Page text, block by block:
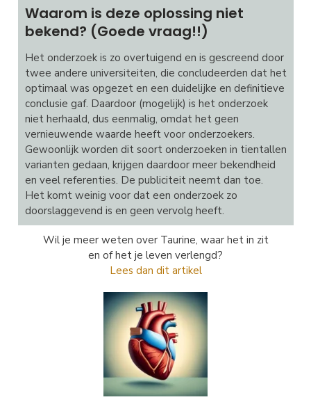
Waarom is deze oplossing niet
bekend? (Goede vraag!!)
Het onderzoek is zo overtuigend en is gescreend door
twee andere universiteiten, die concludeerden dat het
optimaal was opgezet en een duidelijke en definitieve
conclusie gaf. Daardoor (mogelijk) is het onderzoek
niet herhaald, dus eenmalig, omdat het geen
vernieuwende waarde heeft voor onderzoekers.
Gewoonlijk worden dit soort onderzoeken in tientallen
varianten gedaan, krijgen daardoor meer bekendheid
en veel referenties. De publiciteit neemt dan toe.
Het komt weinig voor dat een onderzoek zo
doorslaggevend is en geen vervolg heeft.
Wil je meer weten over Taurine, waar het in zit
en of het je leven verlengd?
Lees dan dit artikel